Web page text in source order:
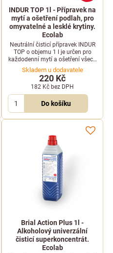
INDUR TOP 1l - Přípravek na
mytí a ošetření podlah, pro
omyvatelné a lesklé krytiny.
Ecolab
Neutrální čisticí přípravek INDUR
TOP o objemu 1 l je určen pro
každodenní mytí a ošetření všech
omyvatelných, lesklých a disperzí
ošetřených podlahových krytin.
Účinně čistí a zanechává svěží
vůni.
Skladem u dodavatele
220 Kč
182 Kč bez DPH
Do košíku
Brial Action Plus 1l -
Alkoholový univerzální
čisticí superkoncentrát.
Ecolab